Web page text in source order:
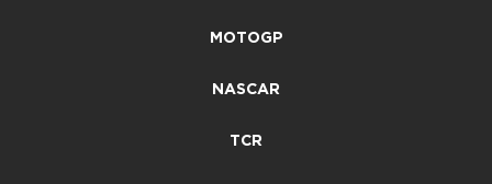
MOTOGP
NASCAR
TCR